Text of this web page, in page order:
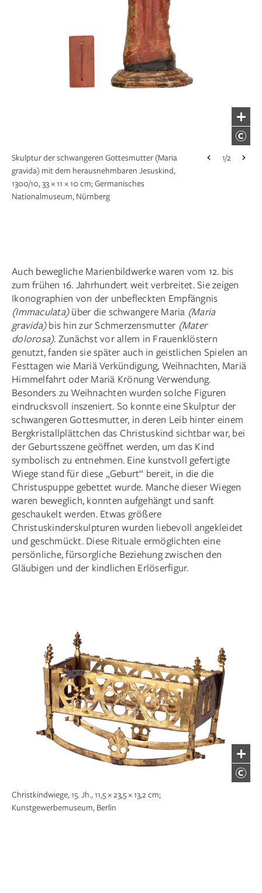
Skulptur der schwangeren Gottesmutter (Maria
gravida) mit dem herausnehmbaren Jesuskind,
1300/10, 33 × 11 × 10 cm; Germanisches
Nationalmuseum, Nürnberg
1/2
1/2
Auch bewegliche Marienbildwerke waren vom 12. bis
zum frühen 16. Jahrhundert weit verbreitet. Sie zeigen
Ikonographien von der unbefleckten Empfängnis
(Immaculata)über die schwangere Maria (Maria
gravida)bis hin zur Schmerzensmutter (Mater
dolorosa). Zunächst vor allem in Frauenklöstern
genutzt, fanden sie später auch in geistlichen Spielen an
Festtagen wie Mariä Verkündigung, Weihnachten, Mariä
Himmelfahrt oder Mariä Krönung Verwendung.
Besonders zu Weihnachten wurden solche Figuren
eindrucksvoll inszeniert. So konnte eine Skulptur der
schwangeren Gottesmutter, in deren Leib hinter einem
Bergkristallplättchen das Christuskind sichtbar war, bei
der Geburtsszene geöffnet werden, um das Kind
symbolisch zu entnehmen. Eine kunstvoll gefertigte
Wiege stand für diese „Geburt“ bereit, in die die
Christuspuppe gebettet wurde. Manche dieser Wiegen
waren beweglich, konnten aufgehängt und sanft
geschaukelt werden. Etwas größere
Christuskinderskulpturen wurden liebevoll angekleidet
und geschmückt. Diese Rituale ermöglichten eine
persönliche, fürsorgliche Beziehung zwischen den
Gläubigen und der kindlichen Erlöserfigur.
Christkindwiege, 15. Jh., 11,5 × 23,5 × 13,2 cm;
Kunstgewerbemuseum, Berlin